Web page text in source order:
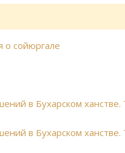
сойюргале
в Бухарском ханстве.
в Бухарском ханстве.